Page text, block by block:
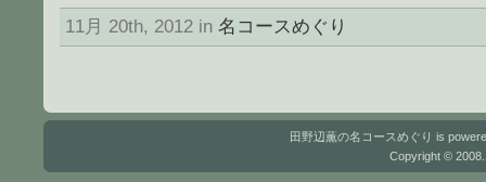
11月 20th, 2012 in 名コースめぐり
田野辺薫の名コースめぐり is
Copyright ©